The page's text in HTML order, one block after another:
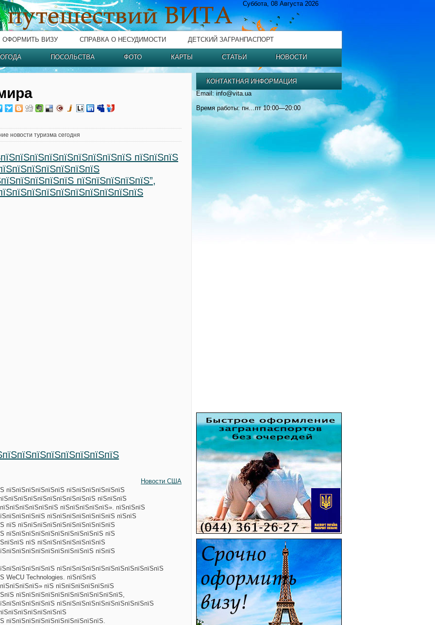
Суббота, 08 Августа 2026
ОФОРМИТЬ ВИЗУ СПРАВКА О НЕСУДИМОСТИ ДЕТСКИЙ ЗАГРАНПАСПОРТ
ПОСОЛЬСТВА ФОТО КАРТЫ СТАТЬИ НОВОСТИ
новости туризма сегодня
пїЅпїЅпїЅ
пїЅпїЅпїЅпїЅпїЅ”,
Новости США
пїЅпїЅпїЅпїЅпїЅпїЅ пїЅпїЅпїЅпїЅпїЅпїЅ
пїЅпїЅпїЅ
пїЅпїЅпїЅпїЅпїЅ». пїЅпїЅпїЅ
пїЅпїЅпїЅпїЅпїЅпїЅпїЅ пїЅпїЅ
пїЅ пїЅпїЅпїЅпїЅпїЅпїЅпїЅпїЅпїЅпїЅ
пїЅпїЅпїЅпїЅпїЅпїЅпїЅпїЅпїЅпїЅ пїЅ
пїЅ пїЅпїЅпїЅпїЅпїЅпїЅпїЅ
пїЅпїЅ
пїЅпїЅпїЅпїЅпїЅпїЅпїЅпїЅпїЅпїЅпїЅ
WeCU Technologies. пїЅпїЅпїЅ
пїЅ пїЅпїЅпїЅпїЅпїЅпїЅ
пїЅпїЅпїЅпїЅпїЅпїЅпїЅпїЅпїЅпїЅпїЅ,
пїЅпїЅпїЅпїЅпїЅпїЅпїЅпїЅпїЅпїЅ
пїЅпїЅпїЅпїЅпїЅпїЅпїЅпїЅпїЅпїЅ.
КОНТАКТНАЯ ИНФОРМАЦИЯ
Email: info@vita.ua
Время работы: пн…пт 10:00—20:00